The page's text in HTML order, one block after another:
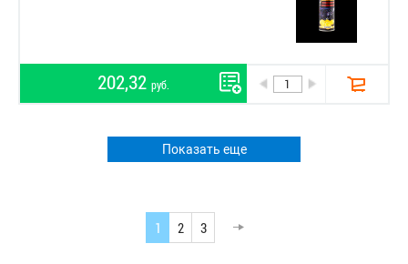
202,32 руб.
Показать еще
1 2 3